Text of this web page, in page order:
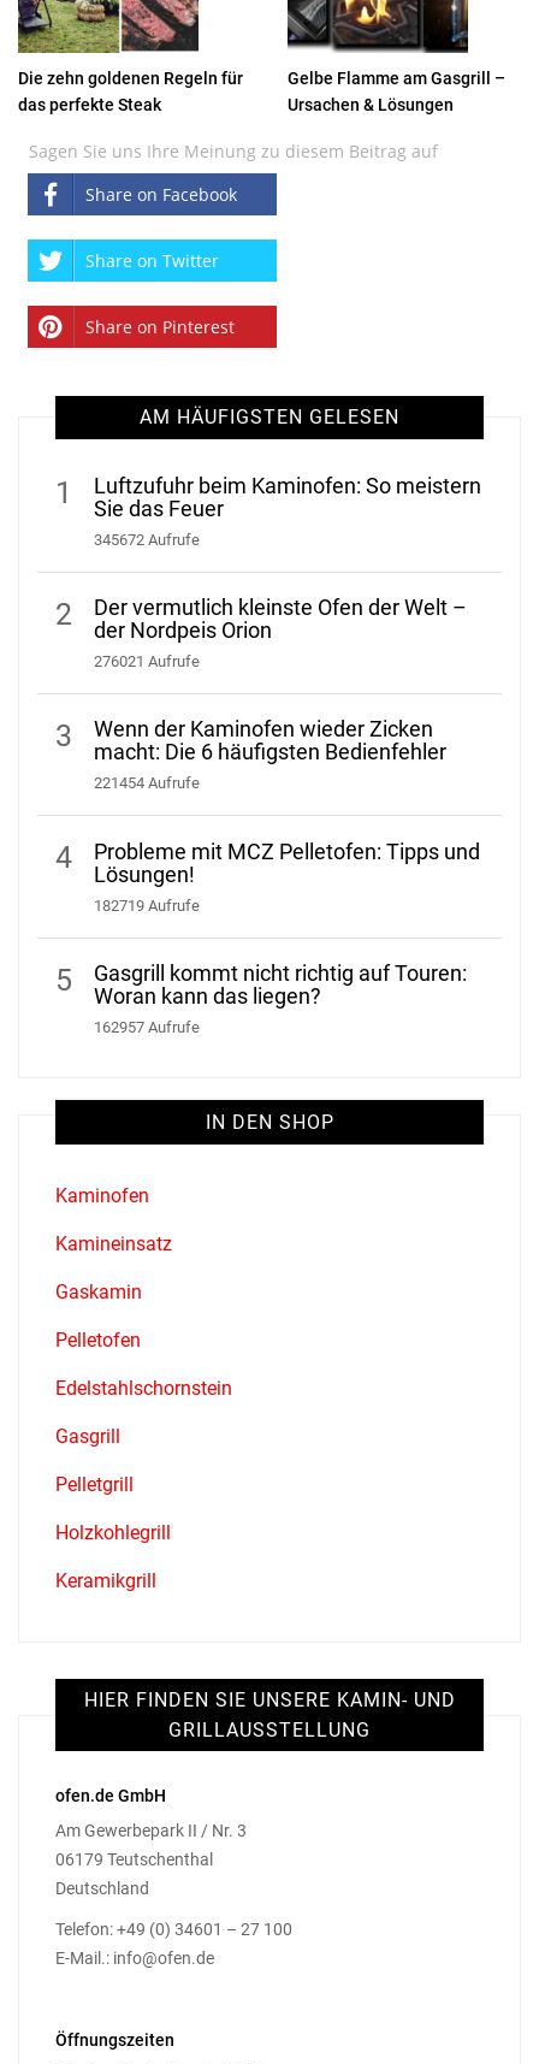
Die zehn goldenen Regeln für
das perfekte Steak
Gelbe Flamme am Gasgrill –
Ursachen & Lösungen
Sagen Sie uns Ihre Meinung zu diesem Beitrag auf
Share on Facebook
Share on Twitter
Share on Pinterest
AM HÄUFIGSTEN GELESEN
1
Luftzufuhr beim Kaminofen: So meistern
Sie das Feuer
345672 Aufrufe
2
Der vermutlich kleinste Ofen der Welt –
der Nordpeis Orion
276021 Aufrufe
3
Wenn der Kaminofen wieder Zicken
macht: Die 6 häufigsten Bedienfehler
221454 Aufrufe
4
Probleme mit MCZ Pelletofen: Tipps und
Lösungen!
182719 Aufrufe
5
Gasgrill kommt nicht richtig auf Touren:
Woran kann das liegen?
162957 Aufrufe
IN DEN SHOP
Kaminofen
Kamineinsatz
Gaskamin
Pelletofen
Edelstahlschornstein
Gasgrill
Pelletgrill
Holzkohlegrill
Keramikgrill
HIER FINDEN SIE UNSERE KAMIN- UND
GRILLAUSSTELLUNG
ofen.de GmbH
Am Gewerbepark II / Nr. 3
06179 Teutschenthal
Deutschland
Telefon: +49 (0) 34601 – 27 100
E-Mail.: info@ofen.de
Öffnungszeiten